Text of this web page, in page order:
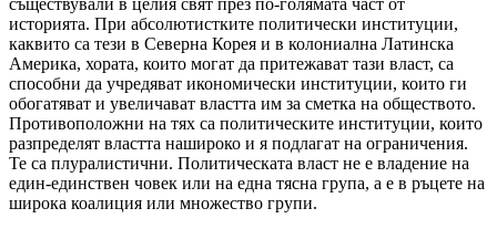
историята. При абсолютистките политически институции,
каквито са тези в Северна Корея и в колониална Латинска
Америка, хората, които могат да притежават тази власт, са
способни да учредяват икономически институции, които ги
обогатяват и увеличават властта им за сметка на обществото.
Противоположни на тях са политическите институции, които
разпределят властта нашироко и я подлагат на ограничения.
Те са плуралистични. Политическата власт не е владение на
един-единствен човек или на една тясна група, а е в ръцете на
широка коалиция или множество групи.